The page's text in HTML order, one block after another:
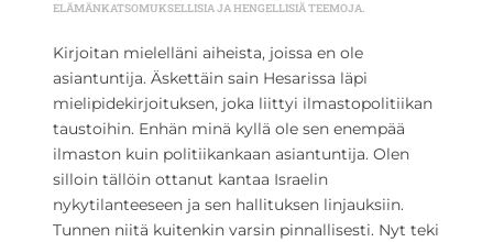
ELÄMÄNKATSOMUKSELLISIA JA HENGELLISIÄ TEEMOJA.
Kirjoitan mielelläni aiheista, joissa en ole
asiantuntija. Äskettäin sain Hesarissa läpi
mielipidekirjoituksen, joka liittyi ilmastopolitiikan
taustoihin. Enhän minä kyllä ole sen enempää
ilmaston kuin politiikankaan asiantuntija. Olen
silloin tällöin ottanut kantaa Israelin
nykytilanteeseen ja sen hallituksen linjauksiin.
Tunnen niitä kuitenkin varsin pinnallisesti. Nyt teki